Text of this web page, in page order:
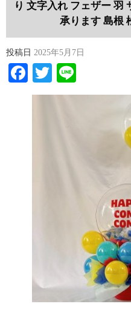
り 文字入れ フェザー 羽
承ります 島根
投稿日 2025年5月7日
Facebook
Twitter